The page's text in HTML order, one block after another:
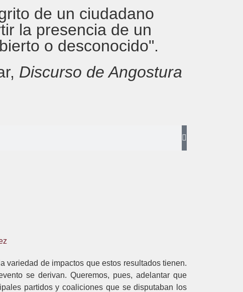
de un ciudadano
la presencia de un
o desconocido".
Discurso de Angostura
variedad de impactos que estos resultados tienen.
se derivan. Queremos, pues, adelantar que
partidos y coaliciones que se disputaban los